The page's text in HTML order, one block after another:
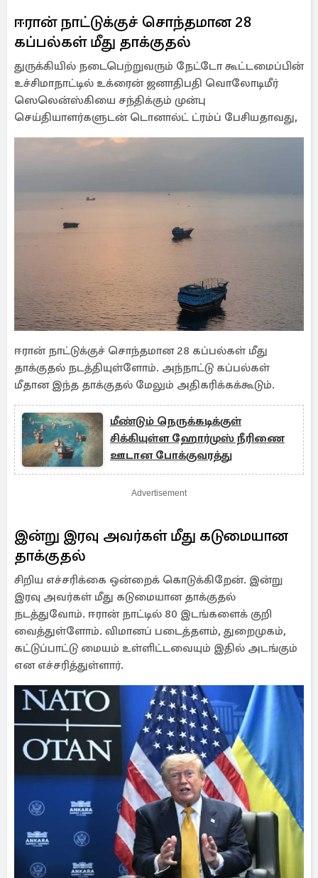
ஈரான் நாட்டுக்குச் சொந்தமான 28
கப்பல்கள் மீது தாக்குதல்
துருக்கியில் நடைபெற்றுவரும் நேட்டோ கூட்டமைப்பின்
உச்சிமாநாட்டில் உக்ரைன் ஜனாதிபதி வொலோடிமீர்
ஸெலென்ஸ்கியை சந்திக்கும் முன்பு
செய்தியாளர்களுடன் டொனால்ட் ட்ரம்ப் பேசியதாவது,
ஈரான் நாட்டுக்குச் சொந்தமான 28 கப்பல்கள் மீது
தாக்குதல் நடத்தியுள்ளோம். அந்நாட்டு கப்பல்கள்
மீதான இந்த தாக்குதல் மேலும் அதிகரிக்கக்கூடும்.
மீண்டும் நெருக்கடிக்குள்
சிக்கியுள்ள ஹோர்முஸ் நீரிணை
ஊடான போக்குவரத்து
Advertisement
இன்று இரவு அவர்கள் மீது கடுமையான
தாக்குதல்
சிறிய எச்சரிக்கை ஒன்றைக் கொடுக்கிறேன். இன்று
இரவு அவர்கள் மீது கடுமையான தாக்குதல்
நடத்துவோம். ஈரான் நாட்டில் 80 இடங்களைக் குறி
வைத்துள்ளோம். விமானப் படைத்தளம், துறைமுகம்,
கட்டுப்பாட்டு மையம் உள்ளிட்டவையும் இதில் அடங்கும்
என எச்சரித்துள்ளார்.